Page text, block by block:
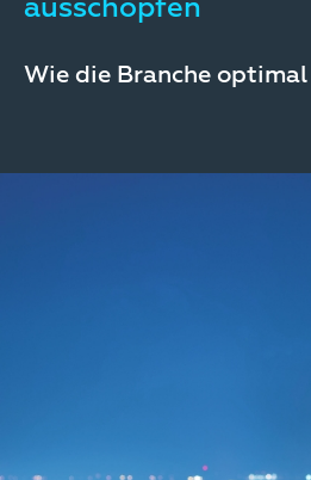
ausschöpfen
Wie die Branche